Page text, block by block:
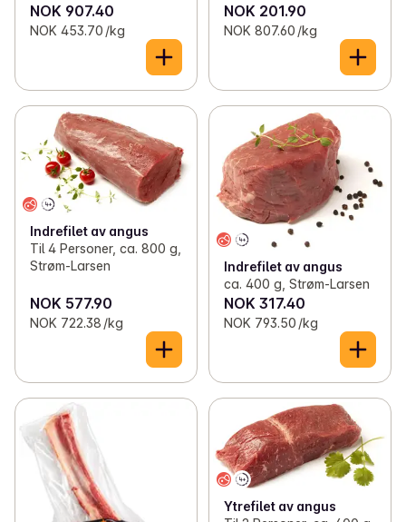
NOK 907.40
NOK 453.70 /kg
NOK 201.90
NOK 807.60 /kg
Indrefilet av angus
Til 4 Personer, ca. 800 g,
Strøm-Larsen
NOK 577.90
NOK 722.38 /kg
Indrefilet av angus
ca. 400 g, Strøm-Larsen
NOK 317.40
NOK 793.50 /kg
Ytrefilet av angus